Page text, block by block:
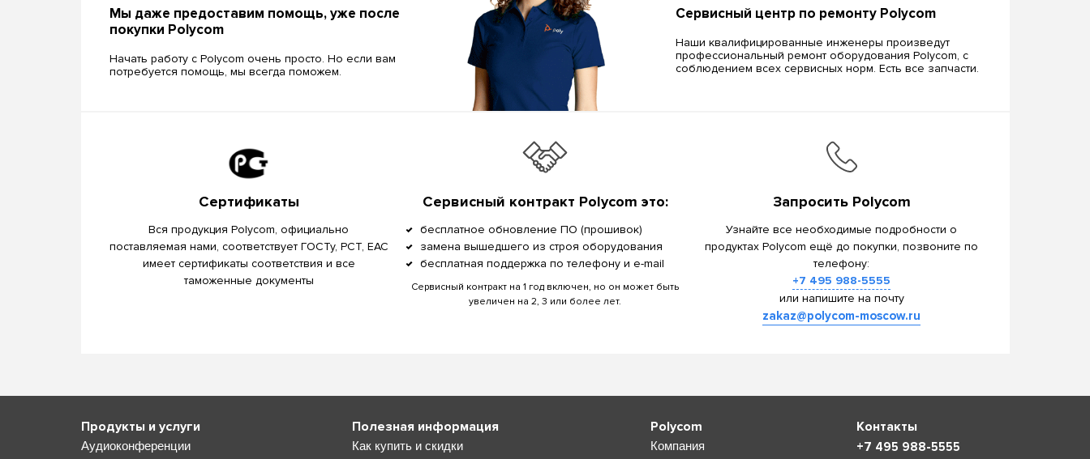
Мы даже предоставим помощь, уже после
покупки Polycom
Начать работу с Polycom очень просто. Но если вам
потребуется помощь, мы всегда поможем.
Сервисный центр по ремонту Polycom
Наши квалифицированные инженеры произведут
профессиональный ремонт оборудования Polycom, c
соблюдением всех сервисных норм. Есть все запчасти.
Сертификаты
Вся продукция Polycom, официально
поставляемая нами, соответствует ГОСТу, РСТ, EAC
имеет сертификаты соответствия и все
таможенные документы
Сервисный контракт Polycom это:
бесплатное обновление ПО (прошивок)
замена вышедшего из строя оборудования
бесплатная поддержка по телефону и e-mail
Сервисный контракт на 1 год включен, но он может быть
увеличен на 2, 3 или более лет.
Запросить Polycom
Узнайте все необходимые подробности о
продуктах Polycom ещё до покупки, позвоните по
телефону:
+7 495 988-5555
или напишите на почту
zakaz@polycom-moscow.ru
Продукты и услуги
Аудиоконференции
Полезная информация
Как купить и скидки
Polycom
Компания
Контакты
+7 495 988-5555